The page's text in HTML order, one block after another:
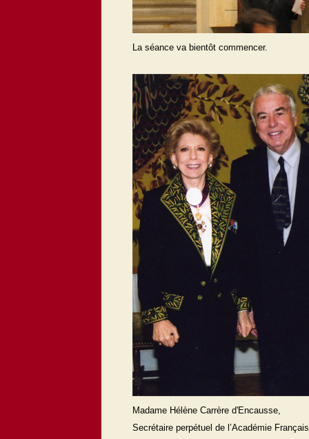
La séance va bientôt commencer.
Madame Hélène Carrère d'Encausse,
Secrétaire perpétuel de l’Académie